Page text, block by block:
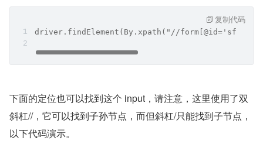
driver.findElement(By.xpath("//form[@id='sf']/
复制代码
下面的定位也可以找到这个 input，请注意，这里使用了双
斜杠//，它可以找到子孙节点，而但斜杠/只能找到子节点，
以下代码演示。